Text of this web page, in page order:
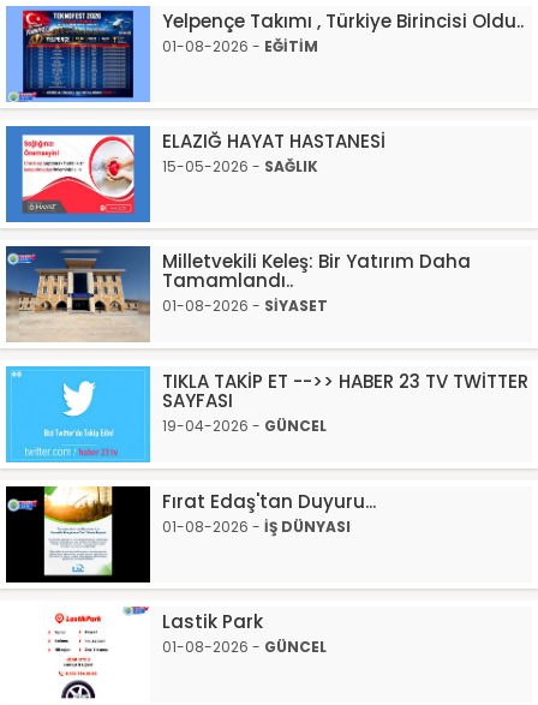
Yelpençe Takımı , Türkiye Birincisi Oldu..
01-08-2026 - EĞİTİM
ELAZIĞ HAYAT HASTANESİ
15-05-2026 - SAĞLIK
Milletvekili Keleş: Bir Yatırım Daha
Tamamlandı..
01-08-2026 - SİYASET
TIKLA TAKİP ET -->> HABER 23 TV TWİTTER
SAYFASI
19-04-2026 - GÜNCEL
Fırat Edaş'tan Duyuru...
01-08-2026 - İŞ DÜNYASI
Lastik Park
01-08-2026 - GÜNCEL